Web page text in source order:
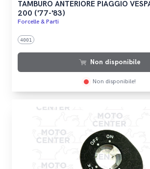
TAMBURO ANTERIORE PIAGGIO
200 ('77-'83)
Forcelle & Parti
4001
Non disponibile
Non disponibile!